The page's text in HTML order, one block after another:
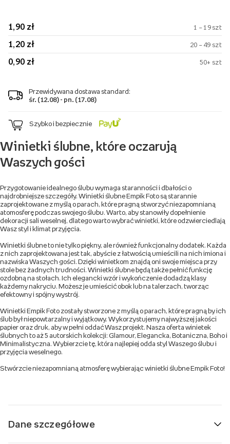
1,90 zł 1 – 19 szt
1,20 zł 20 – 49 szt
0,90 zł 50+ szt
Przewidywana dostawa standard:
śr. (12.08) - pn. (17.08)
Szybko i bezpiecznie
Winietki ślubne, które oczarują
Waszych gości
Przygotowanie idealnego ślubu wymaga staranności i dbałości o
najdrobniejsze szczegóły. Winietki ślubne Empik Foto są starannie
zaprojektowane z myślą o parach, które pragną stworzyć niezapomnianą
atomosferę podczas swojego ślubu. Warto, aby stanowiły dopełnienie
dekoracji sali weselnej, dlatego warto wybrać winietki, które odzwierciedlają
Wasz styl i klimat przyjęcia.
Winietki ślubne to nie tylko piękny, ale również funkcjonalny dodatek. Każda
z nich zaprojektowana jest tak, abyście z łatwością umieścili na nich imiona i
nazwiska Waszych gości. Dzięki winietkom znajdą oni swoje miejsca przy
stole bez żadnych trudności. Winietki ślubne będą także pełnić funkcję
ozdobną na stołach. Ich elegancki wzór i wykończenie dodadzą klasy
każdemy nakryciu. Możesz je umieścić obok lub na talerzach, tworząc
efektowny i spójny wystrój.
Winietki Empik Foto zostały stworzone z myślą o parach, które pragną by ich
ślub był niepowtarzalny i wyjątkowy. Wykorzystujemy najwyższej jakości
papier oraz druk, aby w pełni oddać Wasz projekt. Nasza oferta winietek
ślubnych to aż 5 autorskich kolekcji: Glamour, Elegancka, Botaniczna, Boho i
Minimalistyczna. Wybierzcie tę, która najlepiej odda styl Waszego ślubu i
przyjęcia weselnego.
Stwórzcie niezapomnianą atmosferę wybierając winietki ślubne Empik Foto!
Dane szczegółowe